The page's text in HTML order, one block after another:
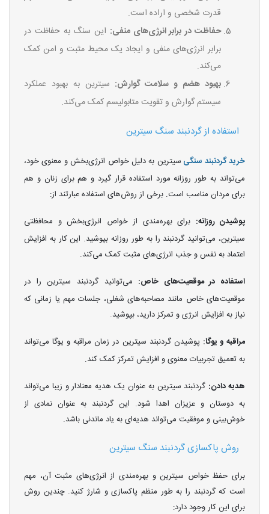
قدرت شخصی و اراده است.
حفاظت در برابر انرژی‌های منفی: این سنگ به حفاظت در
برابر انرژی‌های منفی و ایجاد یک محیط مثبت و امن کمک
می‌کند.
بهبود هضم و سلامت گوارش: سیترین به بهبود عملکرد
سیستم گوارش و تقویت متابولیسم کمک می‌کند.
استفاده از گردنبند سنگ سیترین
خرید گردنبند سنگی سیترین به دلیل خواص انرژی‌بخش و معنوی خود،
می‌تواند به طور روزانه مورد استفاده قرار گیرد و هم برای زنان و هم
برای مردان مناسب است. برخی از روش‌های استفاده عبارتند از:
پوشیدن روزانه: برای بهره‌مندی از خواص انرژی‌بخش و محافظتی
سیترین، می‌توانید گردنبند را به طور روزانه بپوشید. این کار به افزایش
اعتماد به نفس و جذب انرژی‌های مثبت کمک می‌کند.
استفاده در موقعیت‌های خاص: می‌توانید گردنبند سیترین را در
موقعیت‌های خاص مانند مصاحبه‌های شغلی، جلسات مهم یا زمانی که
نیاز به افزایش انرژی و تمرکز دارید، بپوشید.
مراقبه و یوگا: پوشیدن گردنبند سیترین در زمان مراقبه و یوگا می‌تواند
به تعمیق تجربیات معنوی و افزایش تمرکز کمک کند.
هدیه دادن: گردنبند سیترین به عنوان یک هدیه معنادار و زیبا می‌تواند
به دوستان و عزیزان اهدا شود. این گردنبند به عنوان نمادی از
خوش‌بینی و موفقیت می‌تواند هدیه‌ای به یاد ماندنی باشد.
روش پاکسازی گردنبند سنگ سیترین
برای حفظ خواص سیترین و بهره‌مندی از انرژی‌های مثبت آن، مهم
است که گردنبند را به طور منظم پاکسازی و شارژ کنید. چندین روش
برای این کار وجود دارد: